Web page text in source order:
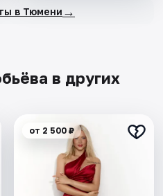
в Тюмени →
в других
от 2 500 ₽